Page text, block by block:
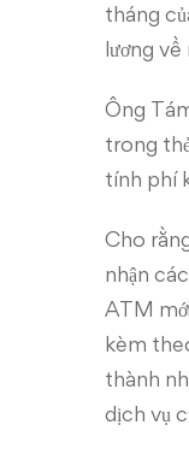
tháng
lương
Ông
trong
tính phí
Cho
nhận
ATM
kèm
thành
dịch vụ